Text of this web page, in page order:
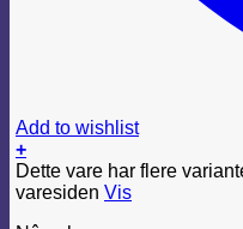
Add to wishlist
+
Dette vare har flere
varesiden Vis